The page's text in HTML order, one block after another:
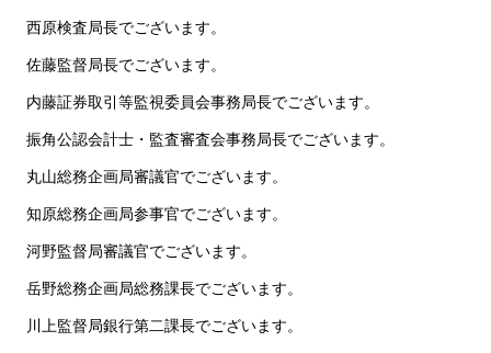
西原検査局長でございます。
佐藤監督局長でございます。
内藤証券取引等監視委員会事務局長でございます。
振角公認会計士・監査審査会事務局長でございます。
丸山総務企画局審議官でございます。
知原総務企画局参事官でございます。
河野監督局審議官でございます。
岳野総務企画局総務課長でございます。
川上監督局銀行第二課長でございます。